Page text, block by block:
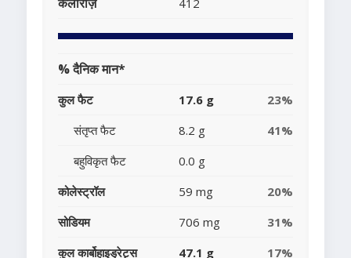
कैलोरीज़ 412
% दैनिक मान*
कुल फैट 17.6 g
23%
संतृप्त फैट
8.2 g
41%
बहुविकृत फैट
0.0 g
कोलेस्ट्रॉल
59 mg
20%
सोडियम
706 mg
31%
कुल कार्बोहाइड्रेट्स
47.1 g 17%